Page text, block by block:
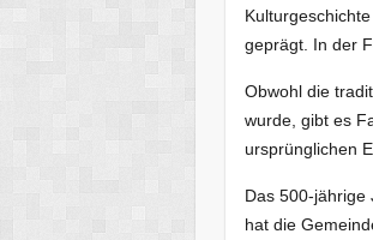
geprägt. In der
Obwohl die
wurde, gibt es
ursprünglichen
Das 500-jährige
hat die